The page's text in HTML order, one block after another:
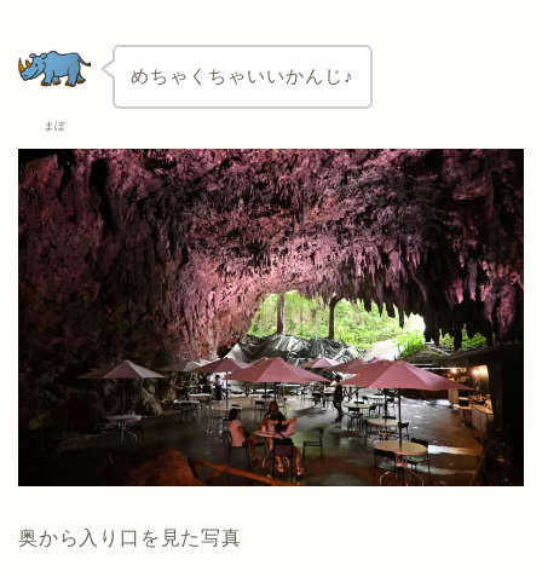
まぼ
めちゃくちゃいいかんじ♪
奥から入り口を見た写真